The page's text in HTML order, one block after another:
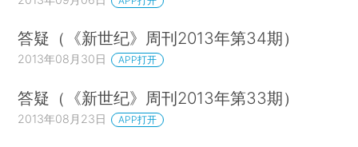
答疑（《新世纪》周刊2013年第34期）
2013年08月30日 APP打开
答疑（《新世纪》周刊2013年第33期）
2013年08月23日 APP打开